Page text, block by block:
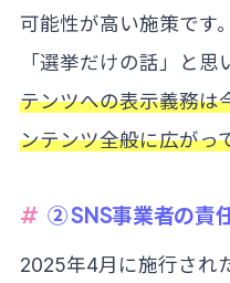
可能性が高い施策です。
「選挙だけの話」と思
テンツへの表示義務は
ンテンツ全般に広がっ
② SNS事業者の責
2025年4月に施行され